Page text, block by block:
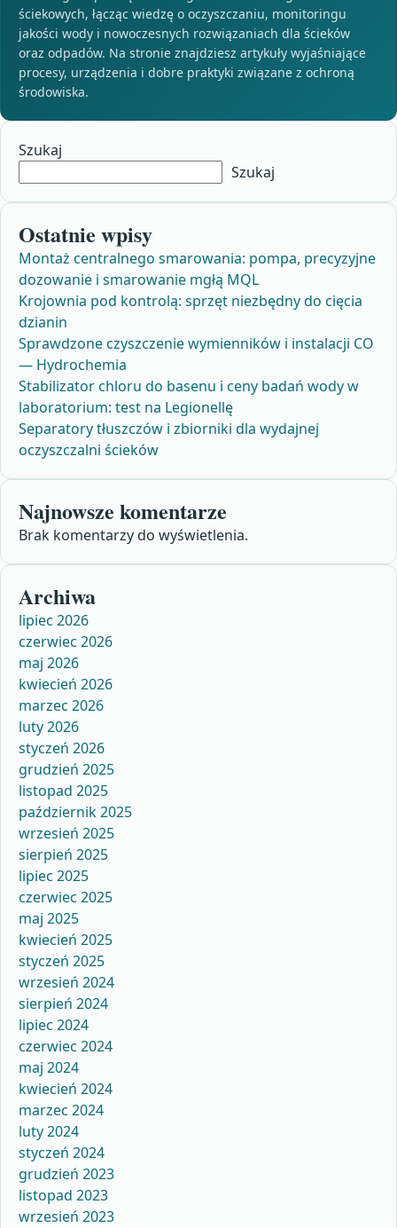
ściekowych, łącząc wiedzę o oczyszczaniu, monitoringu
jakości wody i nowoczesnych rozwiązaniach dla ścieków
oraz odpadów. Na stronie znajdziesz artykuły wyjaśniające
procesy, urządzenia i dobre praktyki związane z ochroną
środowiska.
Szukaj
Szukaj
Ostatnie wpisy
Montaż centralnego smarowania: pompa, precyzyjne
dozowanie i smarowanie mgłą MQL
Krojownia pod kontrolą: sprzęt niezbędny do cięcia
dzianin
Sprawdzone czyszczenie wymienników i instalacji CO
— Hydrochemia
Stabilizator chloru do basenu i ceny badań wody w
laboratorium: test na Legionellę
Separatory tłuszczów i zbiorniki dla wydajnej
oczyszczalni ścieków
Najnowsze komentarze
Brak komentarzy do wyświetlenia.
Archiwa
lipiec 2026
czerwiec 2026
maj 2026
kwiecień 2026
marzec 2026
luty 2026
styczeń 2026
grudzień 2025
listopad 2025
październik 2025
wrzesień 2025
sierpień 2025
lipiec 2025
czerwiec 2025
maj 2025
kwiecień 2025
styczeń 2025
wrzesień 2024
sierpień 2024
lipiec 2024
czerwiec 2024
maj 2024
kwiecień 2024
marzec 2024
luty 2024
styczeń 2024
grudzień 2023
listopad 2023
wrzesień 2023